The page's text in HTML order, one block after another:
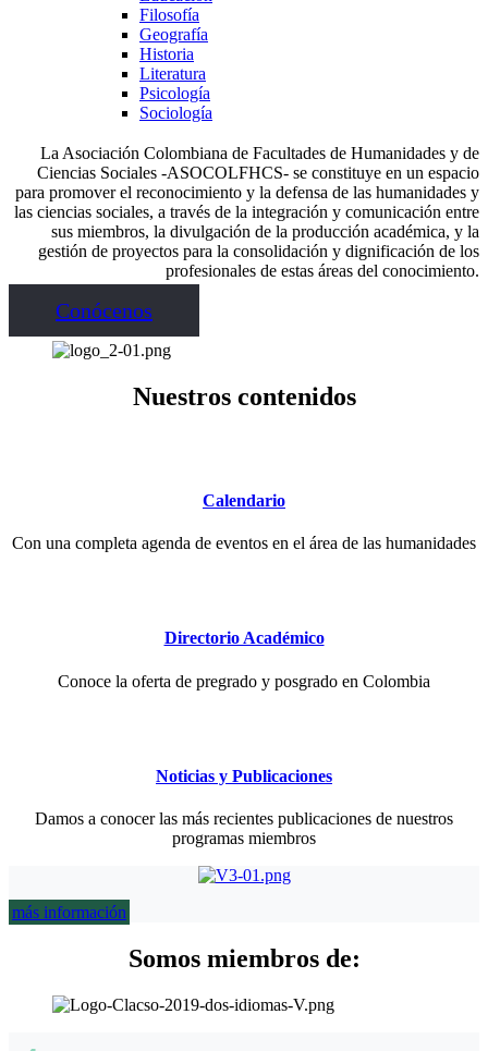
Filosofía
Geografía
Historia
Literatura
Psicología
Sociología
La Asociación Colombiana de Facultades de Humanidades y de
Ciencias Sociales -ASOCOLFHCS- se constituye en un espacio
para promover el reconocimiento y la defensa de las humanidades y
las ciencias sociales, a través de la integración y comunicación entre
sus miembros, la divulgación de la producción académica, y la
gestión de proyectos para la consolidación y dignificación de los
profesionales de estas áreas del conocimiento.
Conócenos
Nuestros contenidos
Calendario
Con una completa agenda de eventos en el área de las humanidades
Directorio Académico
Conoce la oferta de pregrado y posgrado en Colombia
Noticias y Publicaciones
Damos a conocer las más recientes publicaciones de nuestros
programas miembros
más información
Somos miembros de: